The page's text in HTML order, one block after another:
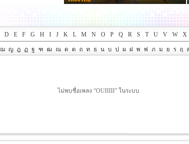
D E F G H I J K L M N O P Q R S T U V W X
ฌ ญ ฎ ฏ ฐ ฑ ฒ ณ ด ต ถ ท ธ น บ ป ผ ฝ พ ฟ ภ ม ย ร ฤ
ไม่พบชื่อเพลง “OUIIIII” ในระบบ